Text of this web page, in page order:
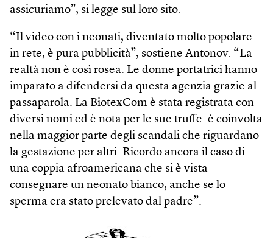
assicuriamo”, si legge sul loro sito.
“Il video con i neonati, diventato molto popolare
in rete, è pura pubblicità”, sostiene Antonov. “La
realtà non è così rosea. Le donne portatrici hanno
imparato a difendersi da questa agenzia grazie al
passaparola. La BiotexCom è stata registrata con
diversi nomi ed è nota per le sue truffe: è coinvolta
nella maggior parte degli scandali che riguardano
la gestazione per altri. Ricordo ancora il caso di
una coppia afroamericana che si è vista
consegnare un neonato bianco, anche se lo
sperma era stato prelevato dal padre”.